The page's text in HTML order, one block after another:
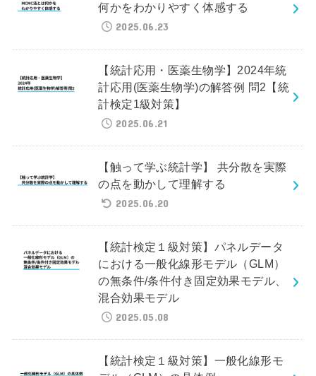
何かをわかりやすく体感する
2025.06.23
【統計応用・医薬生物学】2024年統
計応用(医薬生物学)の解答例 問2【統
計検定1級対策】
2025.06.21
【触って学ぶ統計学】 共分散を実際
の点を動かして理解する
2025.06.20
【統計検定１級対策】パネルデータ
における一般化線形モデル（GLM）
の無条件/条件付き固定効果モデル、
混合効果モデル
2025.05.08
【統計検定１級対策】一般化線形モ